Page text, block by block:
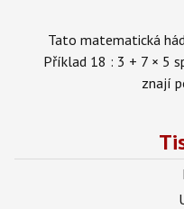
Tato matematická
Příklad 18 : 3 + 7 × 5
znají